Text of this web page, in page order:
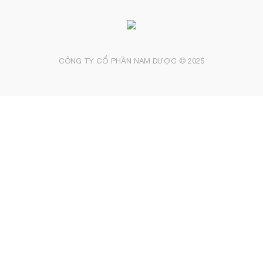
CÔNG TY CỔ PHẦN NAM DƯỢC © 2025